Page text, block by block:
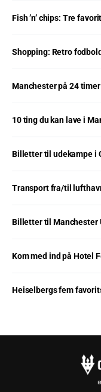
Fish ’n’ chips: Tre
Shopping: Retro
Manchester på 24
10 ting du kan lave i
Billetter til udekampe i
Transport fra/til
Billetter til Manchester
Kom med ind på Hotel
Heiselbergs fem